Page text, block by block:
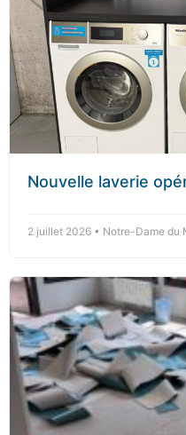
Nouvelle laverie
2 juillet 2026 • Notre-Dame du